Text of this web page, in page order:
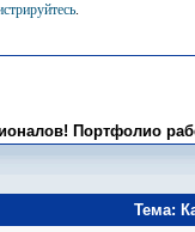
.
Портфолио
Тема: